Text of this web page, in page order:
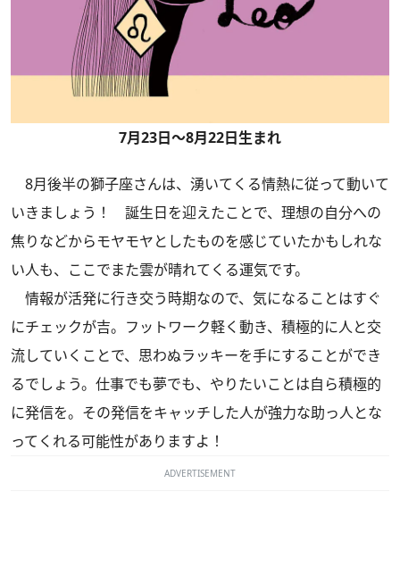
7月23日～8月22日生まれ
8月後半の獅子座さんは、湧いてくる情熱に従って動いて
いきましょう！ 誕生日を迎えたことで、理想の自分への
焦りなどからモヤモヤとしたものを感じていたかもしれな
い人も、ここでまた雲が晴れてくる運気です。
情報が活発に行き交う時期なので、気になることはすぐ
にチェックが吉。フットワーク軽く動き、積極的に人と交
流していくことで、思わぬラッキーを手にすることができ
るでしょう。仕事でも夢でも、やりたいことは自ら積極的
に発信を。その発信をキャッチした人が強力な助っ人とな
ってくれる可能性がありますよ！
ADVERTISEMENT